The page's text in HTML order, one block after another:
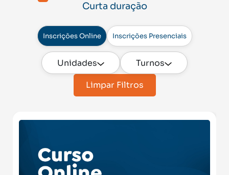
Curta duração
Inscrições Online Inscrições Presenciais
Unidades Turnos
Limpar Filtros